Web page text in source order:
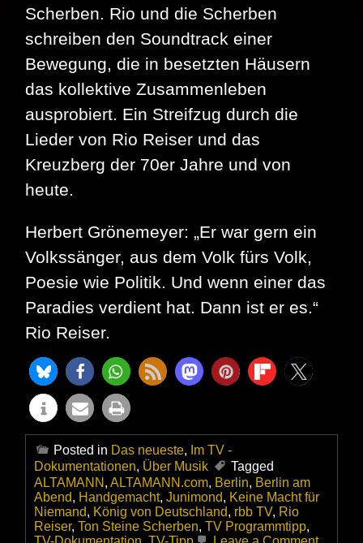
Scherben. Rio und die Scherben
schreiben den Soundtrack einer
Bewegung, die in besetzten Häusern
das kollektive Zusammenleben
ausprobiert. Ein Streifzug durch die
Lieder von Rio Reiser und das
Kreuzberg der 70er Jahre und von
heute.
Herbert Grönemeyer: „Er war gern ein
Volkssänger, aus dem Volk fürs Volk,
Poesie wie Politik. Und wenn einer das
Paradies verdient hat. Dann ist er es.“
Rio Reiser.
Posted in Das neueste, Im TV -
Dokumentationen, Über Musik
Tagged
ALTAMANN , ALTAMANN.com, Berlin, Berlin am
Abend, Handgemacht, Junimond, Keine Macht für
Niemand, König von Deutschland, rbb TV, Rio
Reiser, Ton Steine Scherben, TV Programmtipp,